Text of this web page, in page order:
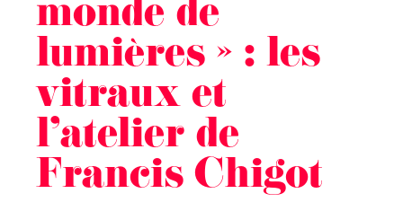
monde de
lumières » : les
vitraux et
l’atelier de
Francis Chigot